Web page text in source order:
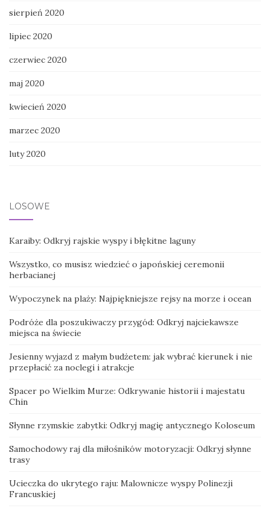
sierpień 2020
lipiec 2020
czerwiec 2020
maj 2020
kwiecień 2020
marzec 2020
luty 2020
LOSOWE
Karaiby: Odkryj rajskie wyspy i błękitne laguny
Wszystko, co musisz wiedzieć o japońskiej ceremonii
herbacianej
Wypoczynek na plaży: Najpiękniejsze rejsy na morze i ocean
Podróże dla poszukiwaczy przygód: Odkryj najciekawsze
miejsca na świecie
Jesienny wyjazd z małym budżetem: jak wybrać kierunek i nie
przepłacić za noclegi i atrakcje
Spacer po Wielkim Murze: Odkrywanie historii i majestatu
Chin
Słynne rzymskie zabytki: Odkryj magię antycznego Koloseum
Samochodowy raj dla miłośników motoryzacji: Odkryj słynne
trasy
Ucieczka do ukrytego raju: Malownicze wyspy Polinezji
Francuskiej